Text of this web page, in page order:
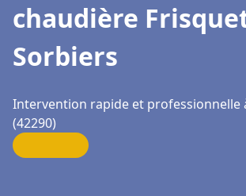
chaudière
Sorbiers
Intervention rapide et professionnelle
(42290)